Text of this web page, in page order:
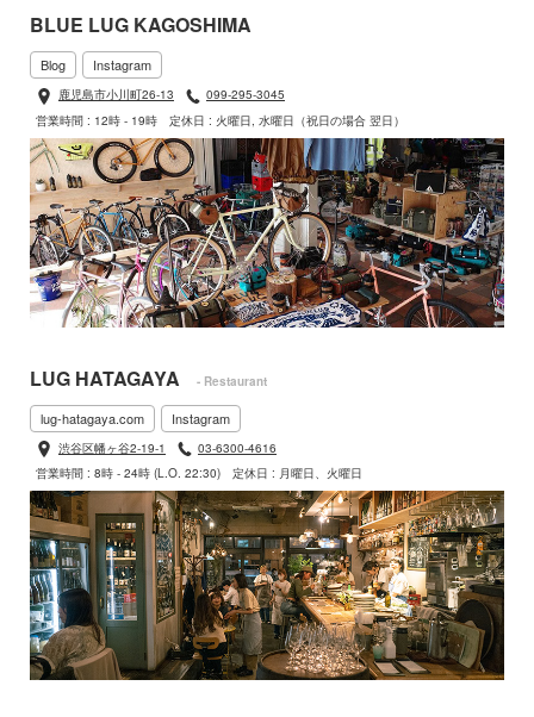
BLUE LUG KAGOSHIMA
Blog Instagram
鹿児島市小川町26-13
099-295-3045
営業時間 : 12時 - 19時
定休日 : 火曜日, 水曜日（祝日の場合 翌日）
LUG HATAGAYA - Restaurant
lug-hatagaya.com Instagram
渋谷区幡ヶ谷2-19-1
03-6300-4616
営業時間 : 8時 - 24時 (L.O. 22:30)
定休日 : 月曜日、火曜日